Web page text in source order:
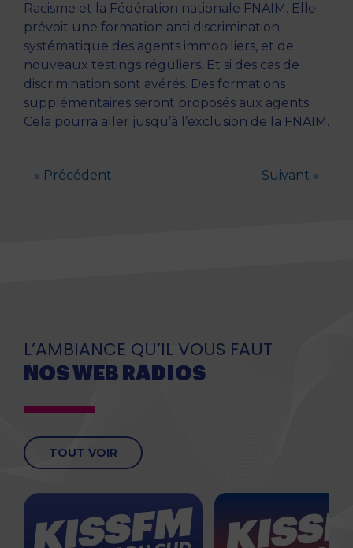
Racisme et la Fédération nationale FNAIM. Elle
prévoit une formation anti discrimination
systématique des agents immobiliers, et de
nouveaux testings réguliers. Et si des cas de
discrimination sont avérés. Des formations
supplémentaires seront proposés aux agents.
Cela pourra aller jusqu’à l’exclusion de la FNAIM.
« Précédent Suivant »
L’AMBIANCE QU’IL VOUS FAUT
NOS WEB RADIOS
TOUT VOIR